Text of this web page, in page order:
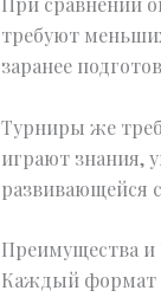
требуют
заранее
Турниры же
играют знания,
развивающейся
Преимущества
Каждый формат